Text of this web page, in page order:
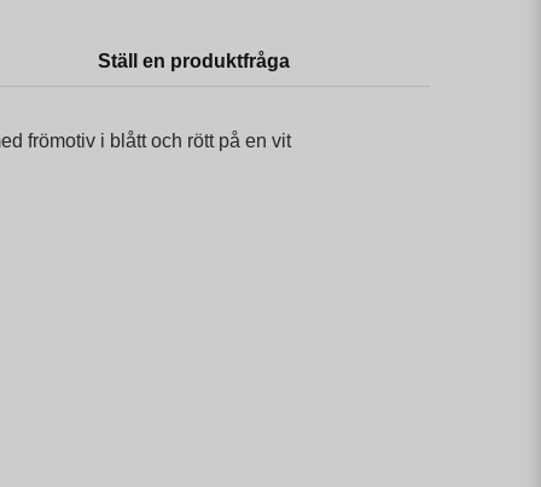
Ställ en produktfråga
frömotiv i blått och rött på en vit